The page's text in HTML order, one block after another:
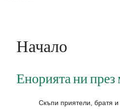
Начало
Енорията ни
Скъпи приятели, братя и